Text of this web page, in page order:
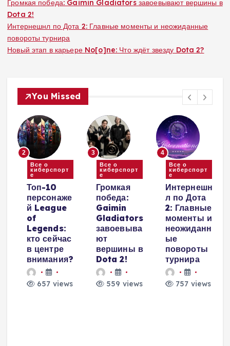
Громкая победа: Gaimin Gladiators завоевывают вершины в
Dota 2!
Интернешнл по Дота 2: Главные моменты и неожиданные
повороты турнира
Новый этап в карьере No[o]ne: Что ждёт звезду Dota 2?
You Missed
2
Все о
киберспорт
е
Топ-10
персонаже
й League
of
Legends:
кто сейчас
в центре
внимания?
657 views
3
Все о
киберспорт
е
Громкая
победа:
Gaimin
Gladiators
завоевыва
ют
вершины в
Dota 2!
559 views
4
Все о
киберспорт
е
Интернешн
л по Дота
2: Главные
моменты и
неожиданн
ые
повороты
турнира
757 views